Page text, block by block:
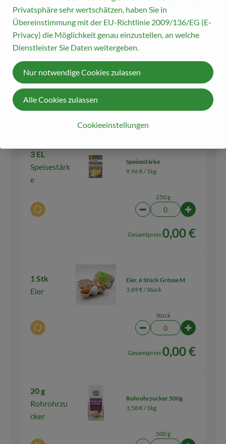
3 EL
Weizenvoll
kornmehl
Auswahl ändern
Weizenvollkornmehl
demeter
Artikelanzahl
0,00 €
3 EL
Speisestärk
e
Auswahl ändern
Speisestärke
9,96 € /1kg
250 g
Artikelanzahl
Gesamtpreis:0,00 €
1 Stk
Eier
Auswahl ändern
Eier, 6 Stück Grösse M
3,89 € /Stück
Stück
Artikelanzahl
Gesamtpreis:0,00 €
20 g
Rohrohrzu
cker
Rohrohrzucker 500g
3,58 € /1kg
500 g
Privatsphäre sehr wertschätzen, haben Sie in
Übereinstimmung mit der EU-Richtlinie 2009/136/EG (E-
Privacy) die Möglichkeit genau einzustellen, an welche
Dienstleister Sie Daten weitergeben.
Cookieeinstellungen
Nur notwendige Cookies zulassen
Alle Cookies zulassen